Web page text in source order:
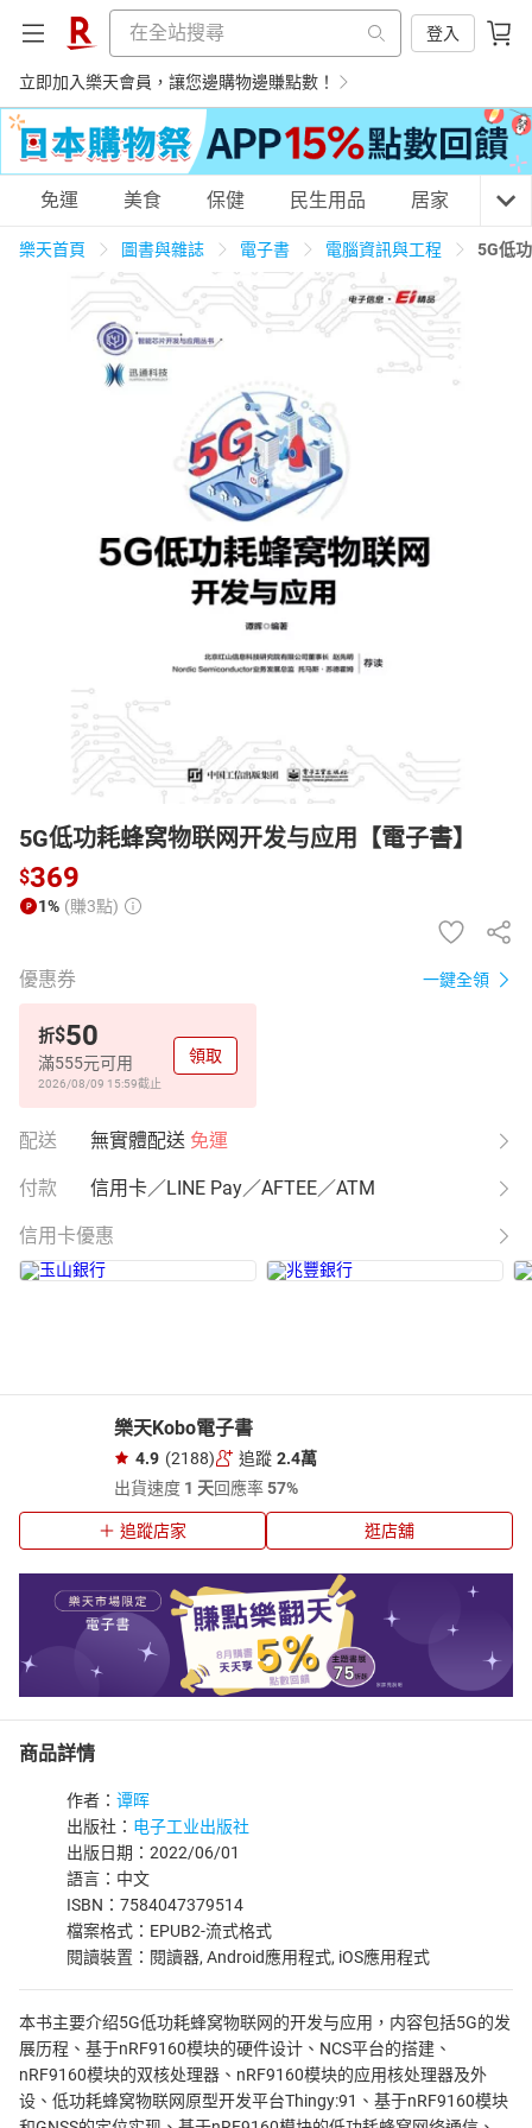
登入
立即加入樂天會員，讓您邊購物邊賺點數！
購物網分類
天天免運 美食蛋糕 養生保健 民生用品
3C家電 運動休閒
男裝 化妝保養
免運 美食 保健 民生用品 居家 3C
樂天首頁 圖書與雜誌 電子書 電腦資訊與工程 5G低
5G低功耗蜂窝物联网开发与应用【電子書】
$369
1% (賺3點)
優惠券 一鍵全領
折$50
滿555元可用
2026/08/09 15:59截止
領取
配送 無實體配送 免運
付款 信用卡／LINE Pay／AFTEE／ATM
信用卡優惠
樂天Kobo電子書
4.9 (2188) 追蹤 2.4萬
出貨速度 1 天回應率57%
追蹤店家 逛店舖
商品詳情
作者： 谭晖
出版社： 电子工业出版社
出版日期：2022/06/01
語言：中文
ISBN：7584047379514
檔案格式：EPUB2-流式格式
閱讀裝置：閱讀器, Android應用程式, iOS應用程式
本书主要介绍5G低功耗蜂窝物联网的开发与应用，内容包括5G的发
展历程、基于nRF9160模块的硬件设计、NCS平台的搭建、
nRF9160模块的双核处理器、nRF9160模块的应用核处理器及外
设、低功耗蜂窝物联网原型开发平台Thingy:91、基于nRF9160模块